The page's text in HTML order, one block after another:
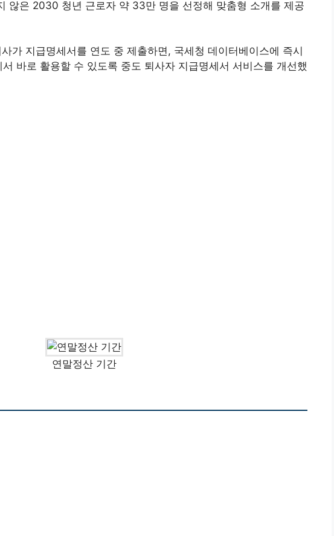
않은 2030 청년 근로자 약 33만 명을 선정해 맞춤형 소개를 제공
가 지급명세서를 연도 중 제출하면, 국세청 데이터베이스에 즉시
바로 활용할 수 있도록 중도 퇴사자 지급명세서 서비스를 개선했
연말정산 기간